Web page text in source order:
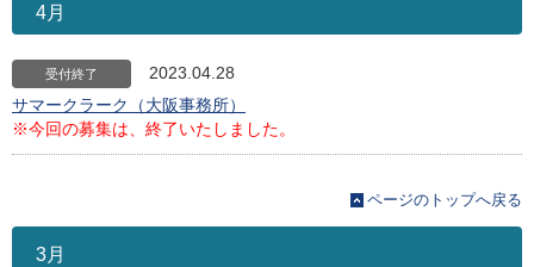
4月
受付終了
2023.04.28
サマークラーク（大阪事務所）
※今回の募集は、終了いたしました。
ページのトップへ戻る
3月